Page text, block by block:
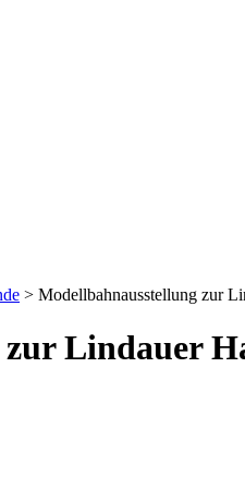
> Modellbahnausstellung zur
Lindauer